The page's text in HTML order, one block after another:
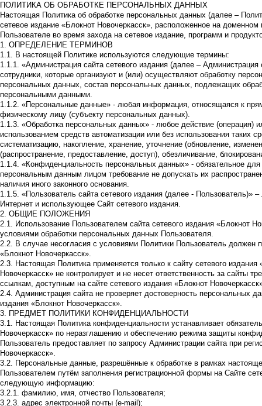
ПОЛИТИКА ОБ ОБРАБОТКЕ ПЕРСОНАЛЬНЫХ ДАННЫХ
Настоящая Политика об обработке персональных данных (далее –
сетевое издание «Блокнот Новочеркасск», расположенное на
Пользователе во время захода на сетевое издание, программ и
1. ОПРЕДЕЛЕНИЕ ТЕРМИНОВ
1.1. В настоящей Политике используются следующие термины:
1.1.1. «Администрация сайта сетевого издания (далее –
сотрудники, которые организуют и (или) осуществляют обработку
персональных данных, состав персональных данных, подлежащих
персональными данными.
1.1.2. «Персональные данные» - любая информация, относящаяся к
физическому лицу (субъекту персональных данных).
1.1.3. «Обработка персональных данных» - любое действие (операция)
использованием средств автоматизации или без использования
систематизацию, накопление, хранение, уточнение (обновление,
(распространение, предоставление, доступ), обезличивание,
1.1.4. «Конфиденциальность персональных данных» - обязательное
персональным данным лицом требование не допускать их
наличия иного законного основания.
1.1.5. «Пользователь сайта сетевого издания (далее -
Интернет и использующее Сайт сетевого издания.
2. ОБЩИЕ ПОЛОЖЕНИЯ
2.1. Использование Пользователем сайта сетевого издания «Блокнот
условиями обработки персональных данных Пользователя.
2.2. В случае несогласия с условиями Политики Пользователь должен
«Блокнот Новочеркасск».
2.3. Настоящая Политика применяется только к сайту сетевого
Новочеркасск» не контролирует и не несет ответственность за сайты
ссылкам, доступным на сайте сетевого издания «Блокнот
2.4. Администрация сайта не проверяет достоверность персональных
издания «Блокнот Новочеркасск».
3. ПРЕДМЕТ ПОЛИТИКИ КОНФИДЕНЦИАЛЬНОСТИ
3.1. Настоящая Политика конфиденциальности устанавливает
Новочеркасск» по неразглашению и обеспечению режима защиты
Пользователь предоставляет по запросу Администрации сайта при
Новочеркасск».
3.2. Персональные данные, разрешённые к обработке в рамках
Пользователем путём заполнения регистрационной формы на Сайте
следующую информацию:
3.2.1. фамилию, имя, отчество Пользователя;
3.2.3. адрес электронной почты (e-mail);